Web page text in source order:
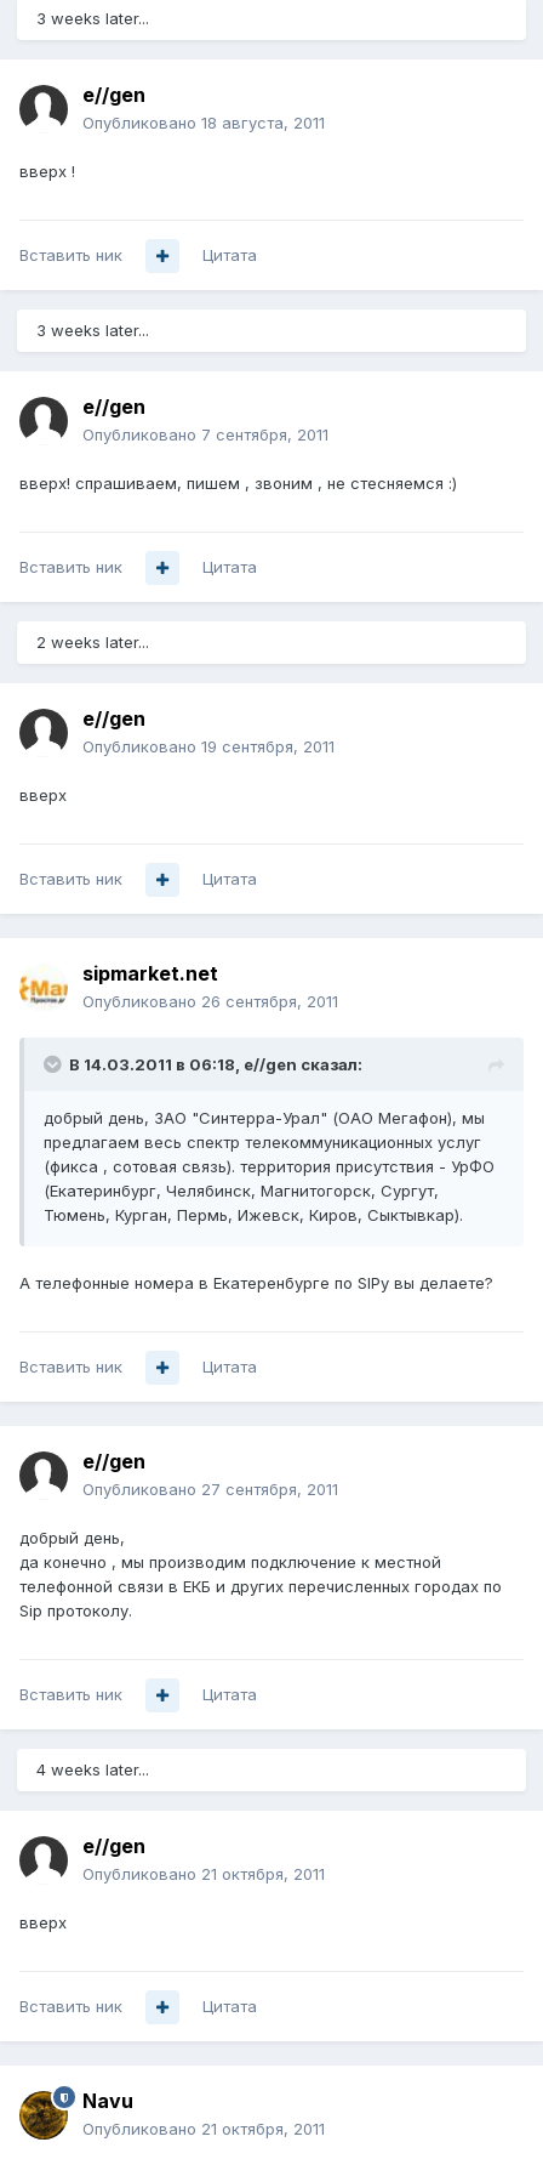
3 weeks later...
e//gen
Опубликовано 18 августа, 2011
вверх !
Вставить ник Цитата
3 weeks later...
e//gen
Опубликовано 7 сентября, 2011
вверх! спрашиваем, пишем , звоним , не стесняемся :)
Вставить ник Цитата
2 weeks later...
e//gen
Опубликовано 19 сентября, 2011
вверх
Вставить ник Цитата
sipmarket.net
Опубликовано 26 сентября, 2011
В 14.03.2011 в 06:18, e//gen сказал:
добрый день, ЗАО "Синтерра-Урал" (ОАО Мегафон), мы
предлагаем весь спектр телекоммуникационных услуг
(фикса , сотовая связь). территория присутствия - УрФО
(Екатеринбург, Челябинск, Магнитогорск, Сургут,
Тюмень, Курган, Пермь, Ижевск, Киров, Сыктывкар).
А телефонные номера в Екатеренбурге по SIPу вы делаете?
Вставить ник Цитата
e//gen
Опубликовано 27 сентября, 2011
добрый день,
да конечно , мы производим подключение к местной
телефонной связи в ЕКБ и других перечисленных городах по
Sip протоколу.
Вставить ник Цитата
4 weeks later...
e//gen
Опубликовано 21 октября, 2011
вверх
Вставить ник Цитата
Navu
Опубликовано 21 октября, 2011